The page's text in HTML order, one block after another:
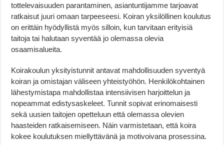
tottelevaisuuden parantaminen, asiantuntijamme tarjoavat
ratkaisut juuri omaan tarpeeseesi. Koiran yksilöllinen koulutus
on erittäin hyödyllistä myös silloin, kun tarvitaan erityisiä
taitoja tai halutaan syventää jo olemassa olevia
osaamisalueita.
Koirakoulun yksityistunnit antavat mahdollisuuden syventyä
koiran ja omistajan väliseen yhteistyöhön. Henkilökohtainen
lähestymistapa mahdollistaa intensiivisen harjoittelun ja
nopeammat edistysaskeleet. Tunnit sopivat erinomaisesti
sekä uusien taitojen opetteluun että olemassa olevien
haasteiden ratkaisemiseen. Näin varmistetaan, että koira
kokee koulutuksen miellyttävänä ja motivoivana prosessina.